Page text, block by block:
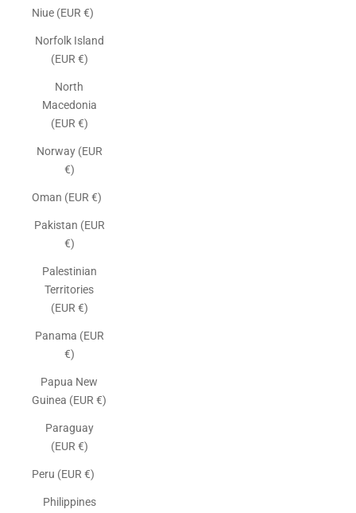
Niue (EUR €)
Norfolk Island
(EUR €)
North
Macedonia
(EUR €)
Norway (EUR
€)
Oman (EUR €)
Pakistan (EUR
€)
Palestinian
Territories
(EUR €)
Panama (EUR
€)
Papua New
Guinea (EUR €)
Paraguay
(EUR €)
Peru (EUR €)
Philippines